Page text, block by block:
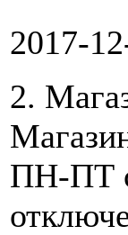
2017-
2.
ПН-ПТ